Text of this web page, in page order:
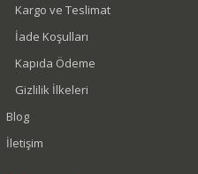
Kargo ve Teslimat
İade Koşulları
Kapıda Ödeme
Gizlilik İlkeleri
Blog
İletişim